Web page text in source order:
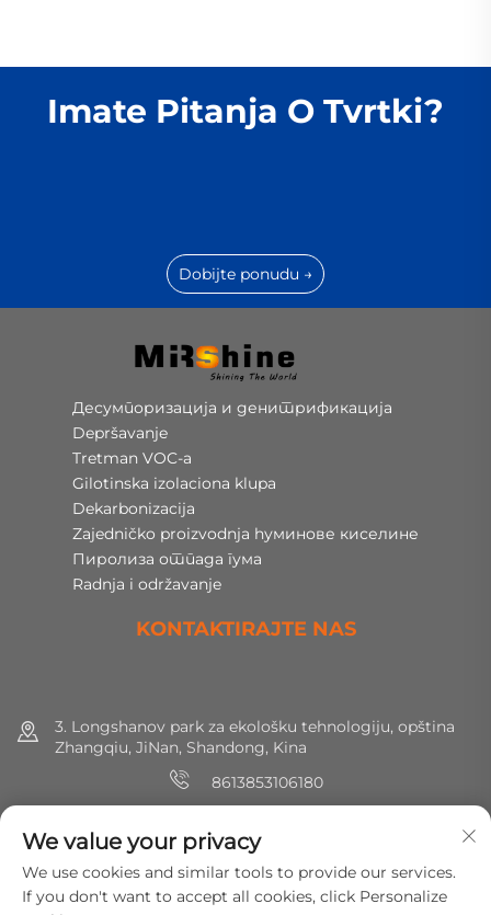
Imate Pitanja O Tvrtki?
Dobijte ponudu →
Десумпоризација и денитрификација
Depršavanje
Tretman VOC-a
Gilotinska izolaciona klupa
Dekarbonizacija
Zajedničko proizvodnja hуминове киселине
Пиролиза отпада гума
Radnja i održavanje
KONTAKTIRAJTE NAS
3. Longshanov park za ekološku tehnologiju, opština
Zhangqiu, JiNan, Shandong, Kina
8613853106180
[email protected]
We value your privacy
We use cookies and similar tools to provide our services.
If you don't want to accept all cookies, click Personalize